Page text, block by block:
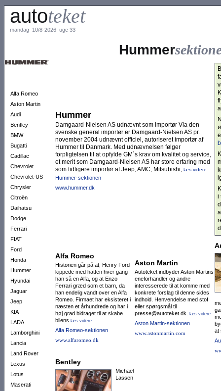
autoteket
mandag 10/8-2026 uge 33
Alfa Romeo
Aston Martin
Audi
Bentley
BMW
Bugatti
Cadillac
Chevrolet
Chevrolet-US
Chrysler
Citroën
Daihatsu
Dodge
Ferrari
FIAT
Ford
Honda
Hummer
Hyundai
Jaguar
Jeep
KIA
LADA
Lamborghini
Lancia
Land Rover
Lexus
Lotus
Maserati
Hummer
Hummer
Damgaard-Nielsen AS udnævnt som importør Via den
svenske general importør er Damgaard-Nielsen AS pr.
november 2004 udnævnt officiel, autoriseret importør af
Hummer til Danmark. Med udnævnelsen følger
forpligtelsen til at opfylde GM´s krav om kvalitet og service,
et merit som Damgaard-Nielsen AS har store erfaring med
som tidligere importør af Jeep, AMC, Mitsubishi, læs videre
Hummer-sektionen
www.hummer.dk
i
Alfa Romeo
Historien går på at, Henry Ford
kippede med hatten hver gang
han så en Alfa, og at Enzo
Ferrari græd som et barn, da
han endelig vandt over en Alfa
Romeo. Firmaet har eksisteret i
næsten et århundrede og har i
høj grad bidraget til at skabe
bilens læs videre
Alfa Romeo-sektionen
www.alfaromeo.dk
Aston Martin
Autoteket indbyder Aston Martins
eneforhandler og andre
interesserede til at komme med
konkrete forslag til denne sides
indhold. Henvendelse med stof
eller spørgsmål til
presse@autoteket.dk.
læs videre
Aston Martin-sektionen
www.astonmartin.com
at
Bentley
Michael
Lassen